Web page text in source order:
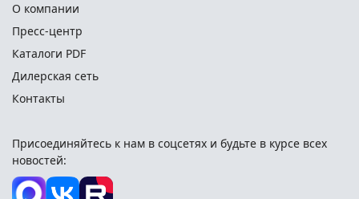
О компании
Пресс-центр
Каталоги PDF
Дилерская сеть
Контакты
Присоединяйтесь к нам в соцсетях и будьте в курсе всех
новостей: